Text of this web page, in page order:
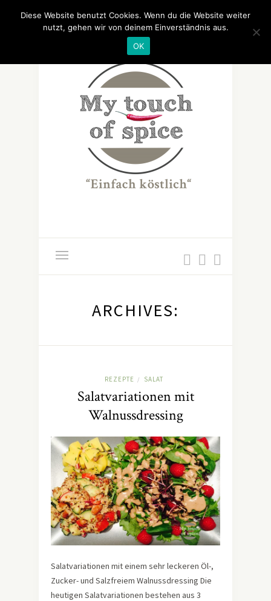
ARCHIVES:
REZEPTE / SALAT
Salatvariationen mit
Walnussdressing
Salatvariationen mit einem sehr leckeren Öl-,
Zucker- und Salzfreiem Walnussdressing Die
heutigen Salatvariationen bestehen aus 3
Diese Website benutzt Cookies. Wenn du die Website weiter
nutzt, gehen wir von deinem Einverständnis aus.
OK